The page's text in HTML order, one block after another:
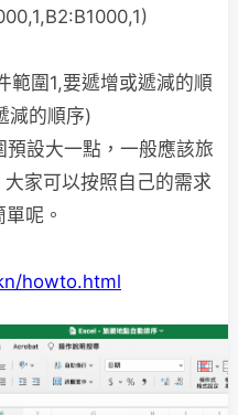
範圍1,要遞增或遞減的順
減的順序)
設大一點，一般應該旅
家可以按照自己的需求
呢。
howto.html